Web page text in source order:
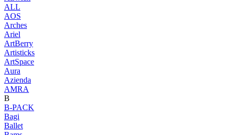
ALL
AOS
Arches
Ariel
ArtBerry
Artisticks
ArtSpace
Aura
Azienda
AМRA
B
B-PACK
Bagi
Ballet